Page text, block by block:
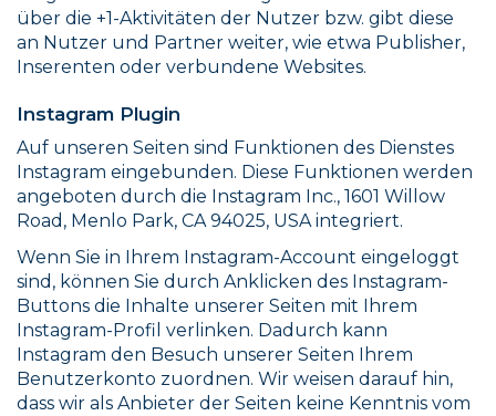
über die +1-Aktivitäten der Nutzer bzw. gibt diese
an Nutzer und Partner weiter, wie etwa Publisher,
Inserenten oder verbundene Websites.
Instagram Plugin
Auf unseren Seiten sind Funktionen des Dienstes
Instagram eingebunden. Diese Funktionen werden
angeboten durch die Instagram Inc., 1601 Willow
Road, Menlo Park, CA 94025, USA integriert.
Wenn Sie in Ihrem Instagram-Account eingeloggt
sind, können Sie durch Anklicken des Instagram-
Buttons die Inhalte unserer Seiten mit Ihrem
Instagram-Profil verlinken. Dadurch kann
Instagram den Besuch unserer Seiten Ihrem
Benutzerkonto zuordnen. Wir weisen darauf hin,
dass wir als Anbieter der Seiten keine Kenntnis vom